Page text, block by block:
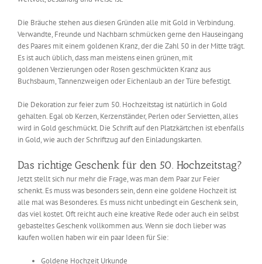
Die Bräuche stehen aus diesen Gründen alle mit Gold in Verbindung.
Verwandte, Freunde und Nachbarn schmücken gerne den Hauseingang
des Paares mit einem goldenen Kranz, der die Zahl 50 in der Mitte trägt.
Es ist auch üblich, dass man meistens einen grünen, mit
goldenen Verzierungen oder Rosen geschmückten Kranz aus
Buchsbaum, Tannenzweigen oder Eichenlaub an der Türe befestigt.
Die Dekoration zur feier zum 50. Hochzeitstag ist natürlich in Gold
gehalten. Egal ob Kerzen, Kerzenständer, Perlen oder Servietten, alles
wird in Gold geschmückt. Die Schrift auf den Platzkärtchen ist ebenfalls
in Gold, wie auch der Schriftzug auf den Einladungskarten.
Das richtige Geschenk für den 50. Hochzeitstag?
Jetzt stellt sich nur mehr die Frage, was man dem Paar zur Feier
schenkt. Es muss was besonders sein, denn eine goldene Hochzeit ist
alle mal was Besonderes. Es muss nicht unbedingt ein Geschenk sein,
das viel kostet. Oft reicht auch eine kreative Rede oder auch ein selbst
gebasteltes Geschenk vollkommen aus. Wenn sie doch lieber was
kaufen wollen haben wir ein paar Ideen für Sie:
Goldene Hochzeit Urkunde